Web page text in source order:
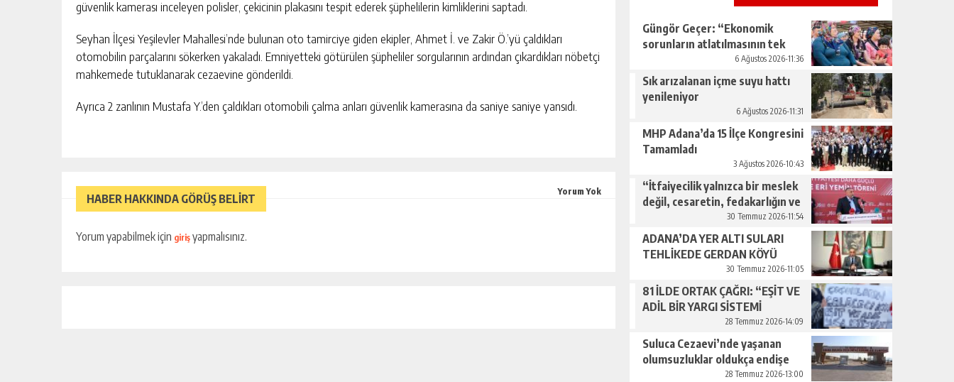
güvenlik kamerası inceleyen polisler, çekicinin plakasını tespit ederek şüphelilerin kimliklerini saptadı.
Seyhan İlçesi Yeşilevler Mahallesi’nde bulunan oto tamirciye giden ekipler, Ahmet İ. ve Zakir Ö.’yü çaldıkları
otomobilin parçalarını sökerken yakaladı. Emniyetteki götürülen şüpheliler sorgularının ardından çıkardıkları nöbetçi
mahkemede tutuklanarak cezaevine gönderildi.
Ayrıca 2 zanlının Mustafa Y.’den çaldıkları otomobili çalma anları güvenlik kamerasına da saniye saniye yansıdı.
HABER HAKKINDA GÖRÜŞ BELİRT
Yorum Yok
Yorum yapabilmek için giriş yapmalısınız.
Güngör Geçer: “Ekonomik
sorunların atlatılmasının tek
yolu üretimi artırmaktan
geçiyor.”
6 Ağustos 2026-11:36
Sık arızalanan içme suyu hattı
yenileniyor
6 Ağustos 2026-11:31
MHP Adana’da 15 İlçe Kongresini
Tamamladı
3 Ağustos 2026-10:43
“İtfaiyecilik yalnızca bir meslek
değil, cesaretin, fedakarlığın ve
insan sevgisinin en güçlü
temsilidir.”
30 Temmuz 2026-11:54
ADANA’DA YER ALTI SULARI
TEHLİKEDE GERDAN KÖYÜ
SANAYİ SUYU CENDERESİNDE
30 Temmuz 2026-11:05
81 İLDE ORTAK ÇAĞRI: “EŞİT VE
ADİL BİR YARGI SİSTEMİ
28 Temmuz 2026-14:09
Suluca Cezaevi’nde yaşanan
olumsuzluklar oldukça endişe
28 Temmuz 2026-13:00